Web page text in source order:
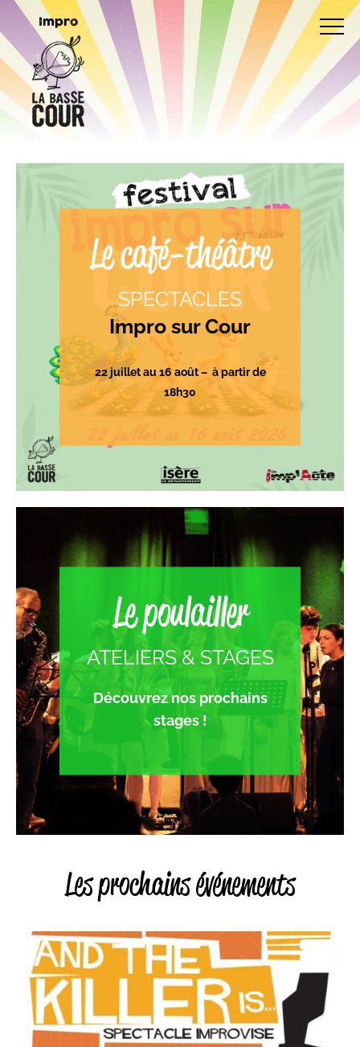
Impro
Le café-théâtre
SPECTACLES
Impro sur Cour
22 juillet au 16 août – à partir de
18h30
Le poulailler
ATELIERS & STAGES
Découvrez nos prochains
stages !
Les prochains événements